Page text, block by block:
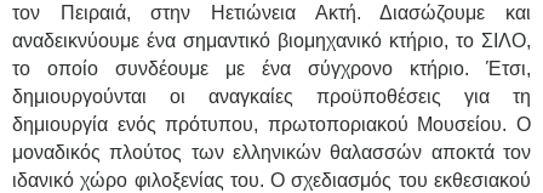
τον Πειραιά, στην Ηετιώνεια Ακτή. Διασώζουμε και
αναδεικνύουμε ένα σημαντικό βιομηχανικό κτήριο, το ΣΙΛΟ,
το οποίο συνδέουμε με ένα σύγχρονο κτήριο. Έτσι,
δημιουργούνται οι αναγκαίες προϋποθέσεις για τη
δημιουργία ενός πρότυπου, πρωτοποριακού Μουσείου. Ο
μοναδικός πλούτος των ελληνικών θαλασσών αποκτά τον
ιδανικό χώρο φιλοξενίας του. Ο σχεδιασμός του εκθεσιακού